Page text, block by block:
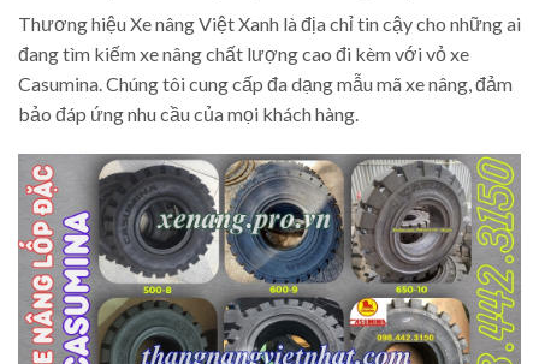
Thương hiệu Xe nâng Việt Xanh là địa chỉ tin cậy cho những ai
đang tìm kiếm xe nâng chất lượng cao đi kèm với vỏ xe
Casumina. Chúng tôi cung cấp đa dạng mẫu mã xe nâng, đảm
bảo đáp ứng nhu cầu của mọi khách hàng.